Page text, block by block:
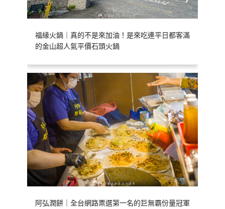
福緣火鍋｜真的不是來加油！是來吃連平日都客滿
的金山超人氣平價石頭火鍋
阿弘潤餅｜全台網路票選第一名的巨無霸份量冠軍